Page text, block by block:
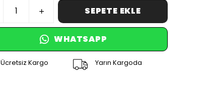
SEPETE EKLE
WHATSAPP
Ücretsiz Kargo Yarın Kargoda